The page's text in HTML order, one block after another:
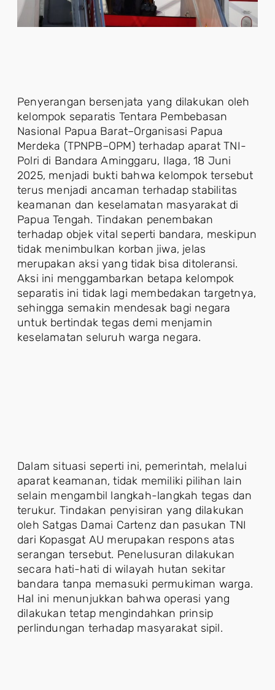
Penyerangan bersenjata yang dilakukan oleh
kelompok separatis Tentara Pembebasan
Nasional Papua Barat–Organisasi Papua
Merdeka (TPNPB–OPM) terhadap aparat TNI-
Polri di Bandara Aminggaru, Ilaga, 18 Juni
2025, menjadi bukti bahwa kelompok tersebut
terus menjadi ancaman terhadap stabilitas
keamanan dan keselamatan masyarakat di
Papua Tengah. Tindakan penembakan
terhadap objek vital seperti bandara, meskipun
tidak menimbulkan korban jiwa, jelas
merupakan aksi yang tidak bisa ditoleransi.
Aksi ini menggambarkan betapa kelompok
separatis ini tidak lagi membedakan targetnya,
sehingga semakin mendesak bagi negara
untuk bertindak tegas demi menjamin
keselamatan seluruh warga negara.
Dalam situasi seperti ini, pemerintah, melalui
aparat keamanan, tidak memiliki pilihan lain
selain mengambil langkah-langkah tegas dan
terukur. Tindakan penyisiran yang dilakukan
oleh Satgas Damai Cartenz dan pasukan TNI
dari Kopasgat AU merupakan respons atas
serangan tersebut. Penelusuran dilakukan
secara hati-hati di wilayah hutan sekitar
bandara tanpa memasuki permukiman warga.
Hal ini menunjukkan bahwa operasi yang
dilakukan tetap mengindahkan prinsip
perlindungan terhadap masyarakat sipil.